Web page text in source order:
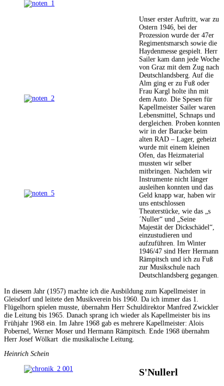
Unser erster Auftritt, war zu
Ostern 1946, bei der
Prozession wurde der 47er
Regimentsmarsch sowie die
Haydenmesse gespielt. Herr
Sailer kam dann jede Woche
von Graz mit dem Zug nach
Deutschlandsberg. Auf die
Alm ging er zu Fuß oder
Frau Kargl holte ihn mit
dem Auto. Die Spesen für
Kapellmeister Sailer waren
Lebensmittel, Schnaps und
dergleichen. Proben konnten
wir in der Baracke beim
alten RAD – Lager, geheizt
wurde mit einem kleinen
Ofen, das Heizmaterial
mussten wir selber
mitbringen. Nachdem wir
Instrumente nicht länger
ausleihen konnten und das
Geld knapp war, haben wir
uns entschlossen
Theaterstücke, wie das „s
´Nuller“ und „Seine
Majestät der Dickschädel“,
einzustudieren und
aufzuführen. Im Winter
1946/47 sind Herr Hermann
Rämpitsch und ich zu Fuß
zur Musikschule nach
Deutschlandsberg gegangen.
In diesem Jahr (1957) machte ich die Ausbildung zum Kapellmeister in
Gleisdorf und leitete den Musikverein bis 1960. Da ich immer das 1.
Flügelhorn spielen musste, übernahm Herr Schuldirektor Manfred Zwickler
die Leitung bis 1965. Danach sprang ich wieder als Kapellmeister bis ins
Frühjahr 1968 ein. Im Jahre 1968 gab es mehrere Kapellmeister: Alois
Pobernel, Werner Moser und Hermann Rämpitsch. Ende 1968 übernahm
Herr Josef Wölkart die musikalische Leitung.
Heinrich Schein
S'Nullerl